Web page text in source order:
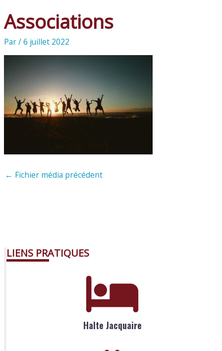
Associations
Par/6 juillet 2022
← Fichier média précédent
LIENS PRATIQUES
Halte Jacquaire